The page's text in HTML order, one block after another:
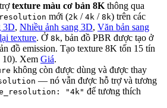
texture màu cơ bản 8K thông qua
mới (2k / 4k / 8k) trên các
3D, Nhiều ảnh sang 3D, Văn bản sang
texture. Ở 8k, bản đồ PBR được tạo ở
đồ emission. Tạo texture 8K tốn 15 tín
10). Xem Giá.
không còn được dùng và được thay
— nó vẫn được hỗ trợ và tương
"4k" để tương thích